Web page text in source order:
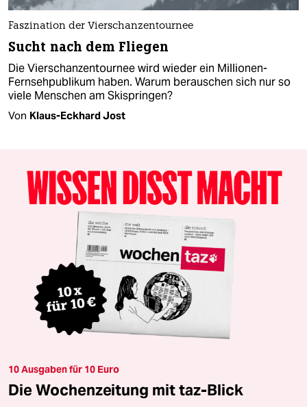
Faszination der Vierschanzentournee
Sucht nach dem Fliegen
Die Vierschanzentournee wird wieder ein Millionen-
Fernsehpublikum haben. Warum berauschen sich nur so
viele Menschen am Skispringen?
Von Klaus-Eckhard Jost
10 Ausgaben für 10 Euro
Die Wochenzeitung mit taz-Blick